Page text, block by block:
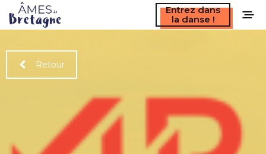
Entrez dans
la danse !
Retour